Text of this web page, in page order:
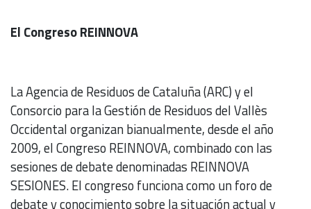
El Congreso REINNOVA
La Agencia de Residuos de Cataluña (ARC) y el
Consorcio para la Gestión de Residuos del Vallès
Occidental organizan bianualmente, desde el año
2009, el Congreso REINNOVA, combinado con las
sesiones de debate denominadas REINNOVA
SESIONES. El congreso funciona como un foro de
debate y conocimiento sobre la situación actual y